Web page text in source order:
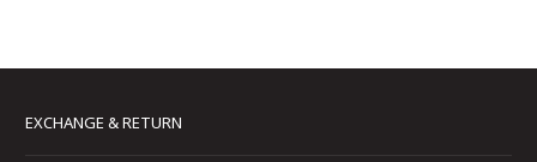
EXCHANGE & RETURN